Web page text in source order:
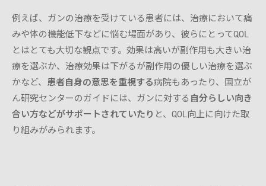
例えば、ガンの治療を受けている患者には、治療において痛
みや体の機能低下などに悩む場面があり、彼らにとってQOL
とはとても大切な観点です。効果は高いが副作用も大きい治
療を選ぶか、治療効果は下がるが副作用の優しい治療を選ぶ
かなど、 患者自身の意思を重視する病院もあったり、国立が
ん研究センターのガイドには、ガンに対する 自分らしい向き
合い方などがサポートされていたり と、QOL向上に向けた取
り組みがみられます。